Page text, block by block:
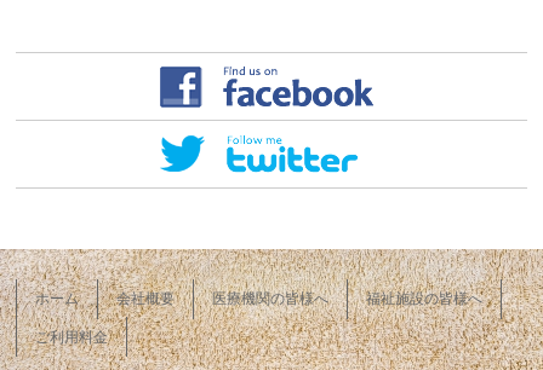
ホーム 会社概要 医療機関の皆様へ 福祉施設の皆様へ
ご利用料金